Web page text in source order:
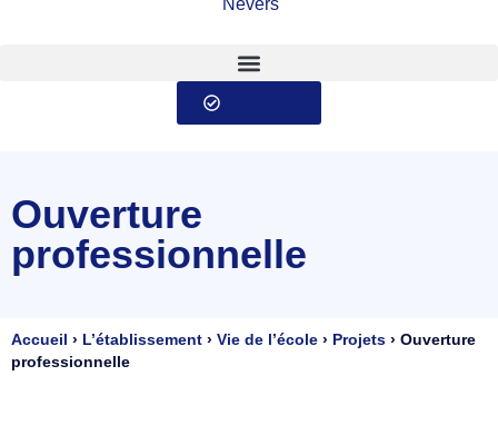
Ouverture
professionnelle
Accueil › L’établissement › Vie de l’école › Projets › Ouverture
professionnelle